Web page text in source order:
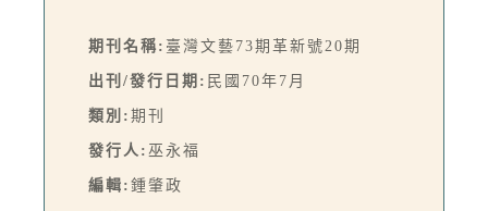
期刊名稱: 臺灣文藝73期革新號20期
出刊/發行日期: 民國70年7月
類別: 期刊
發行人: 巫永福
編輯: 鍾肇政